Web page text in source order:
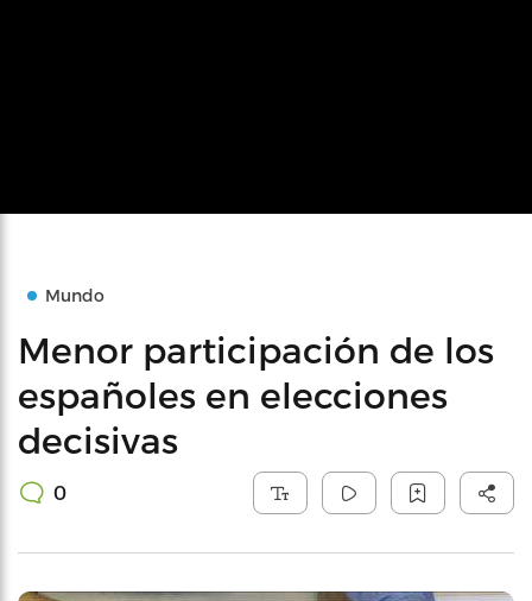
Mundo
Menor participación de los
españoles en elecciones
decisivas
0